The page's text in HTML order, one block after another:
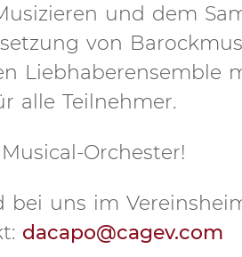
und dem
von
Liebhaberensemble
alle Teilnehmer.
Orchester!
bei uns im
dacapo@cagev.com